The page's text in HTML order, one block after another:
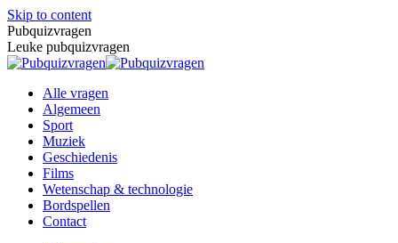
Skip to content
Pubquizvragen
Leuke pubquizvragen
Alle vragen
Algemeen
Sport
Muziek
Geschiedenis
Films
Wetenschap & technologie
Bordspellen
Contact